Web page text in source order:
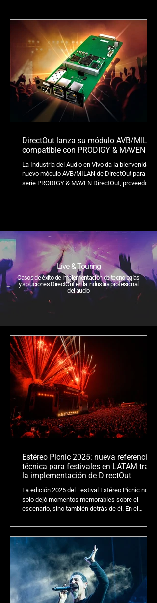
necesidad de integración eficiente entre
plataformas de hardware profesional y sistemas
de grabación, playback (DAW).
DirectOut lanza su módulo AVB/MILAN
compatible con PRODIGY & MAVEN
La Industria del Audio en Vivo da la bienvenida al
nuevo módulo AVB/MILAN de DirectOut para la
serie PRODIGY & MAVEN DirectOut, proveedor...
Live & Touring
Casos de éxito de implementación de tecnologías
y soluciones DirectOut en la industria profesional
del audio
Estéreo Picnic 2025: nueva referencia
técnica para festivales en LATAM tras
la implementación de DirectOut
La edición 2025 del Festival Estéreo Picnic no
solo dejó momentos memorables sobre el
escenario, sino también detrás de él. En el
estándar para la producción de audio en vivo a
gran escala en Latinoamérica gracias a la
implementación de la plataforma PRODIGY de
DirectOut.